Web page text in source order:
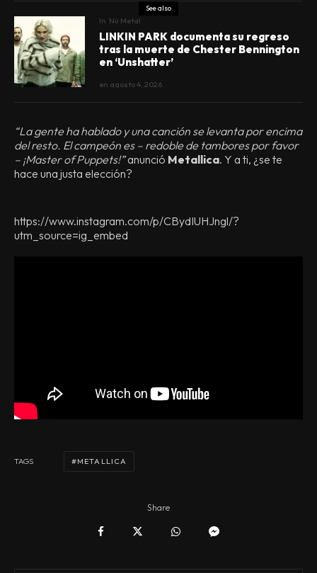
See also
In Nü Metal
LINKIN PARK documenta su regreso
tras la muerte de Chester Bennington
en ‘Unshatter’
en agosto 4, 2026
“La gente ha hablado y una canción se levanta por encima
del resto. El campeón es – redoble de tambores por favor
– ¡Master of Puppets!”anunció Metallica. Y a ti, ¿se te
hace una justa elección?
https://www.instagram.com/p/CBydIUHJngl/?
utm_source=ig_embed
TAGS METALLICA
Share